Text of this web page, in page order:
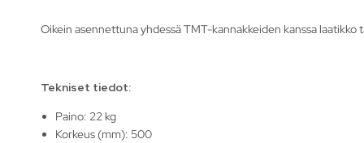
Oikein asennettuna yhdessä TMT-kannakkeiden kanssa
Tekniset tiedot:
Paino: 22 kg
Korkeus (mm): 500